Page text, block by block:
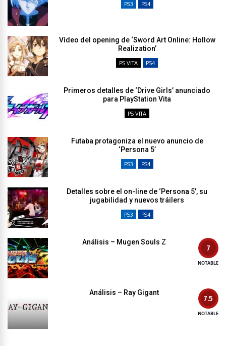
PS3 PS4
Vídeo del opening de ‘Sword Art Online: Hollow
Realization’
PS VITA PS4
Primeros detalles de ‘Drive Girls’ anunciado
para PlayStation Vita
PS VITA
Futaba protagoniza el nuevo anuncio de
‘Persona 5’
PS3 PS4
Detalles sobre el on-line de ‘Persona 5’, su
jugabilidad y nuevos tráilers
PS3 PS4
7
NOTABLE
Análisis – Mugen Souls Z
7.5
NOTABLE
Análisis – Ray Gigant